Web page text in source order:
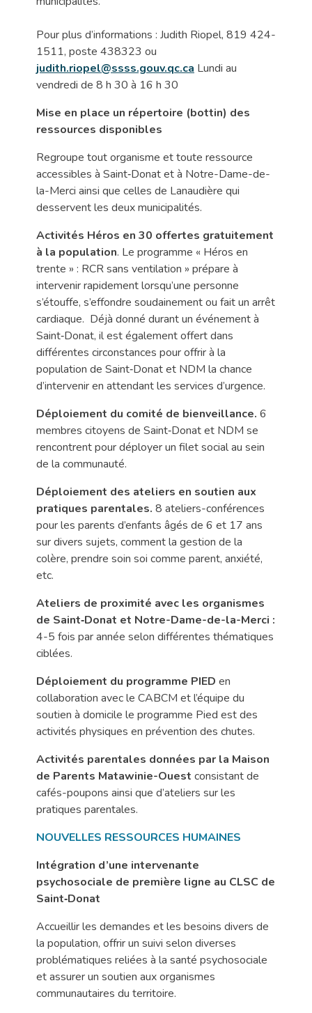
Pour plus d’informations : Judith Riopel, 819 424-
1511, poste 438323 ou
judith.riopel@ssss.gouv.qc.ca Lundi au
vendredi de 8 h 30 à 16 h 30
Mise en place un répertoire (bottin) des
ressources disponibles
Regroupe tout organisme et toute ressource
accessibles à Saint‑Donat et à Notre-Dame-de-
la-Merci ainsi que celles de Lanaudière qui
desservent les deux municipalités.
Activités Héros en 30 offertes gratuitement
à la population. Le programme « Héros en
trente » : RCR sans ventilation » prépare à
intervenir rapidement lorsqu’une personne
s’étouffe, s’effondre soudainement ou fait un arrêt
cardiaque. Déjà donné durant un événement à
Saint‑Donat, il est également offert dans
différentes circonstances pour offrir à la
population de Saint‑Donat et NDM la chance
d’intervenir en attendant les services d’urgence.
Déploiement du comité de bienveillance. 6
membres citoyens de Saint‑Donat et NDM se
rencontrent pour déployer un filet social au sein
de la communauté.
Déploiement des ateliers en soutien aux
pratiques parentales. 8 ateliers-conférences
pour les parents d’enfants âgés de 6 et 17 ans
sur divers sujets, comment la gestion de la
colère, prendre soin soi comme parent, anxiété,
etc.
Ateliers de proximité avec les organismes
de Saint‑Donat et Notre-Dame-de-la-Merci :
4-5 fois par année selon différentes thématiques
ciblées.
Déploiement du programme PIED en
collaboration avec le CABCM et l’équipe du
soutien à domicile le programme Pied est des
activités physiques en prévention des chutes.
Activités parentales données par la Maison
de Parents Matawinie-Ouest consistant de
cafés-poupons ainsi que d’ateliers sur les
pratiques parentales.
NOUVELLES RESSOURCES HUMAINES
Intégration d’une intervenante
psychosociale de première ligne au CLSC de
Saint‑Donat
Accueillir les demandes et les besoins divers de
la population, offrir un suivi selon diverses
problématiques reliées à la santé psychosociale
et assurer un soutien aux organismes
communautaires du territoire.